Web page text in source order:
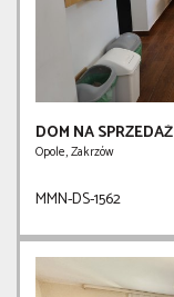
DOM NA SPRZEDAŻ
Opole, Zakrzów
MMN-DS-1562